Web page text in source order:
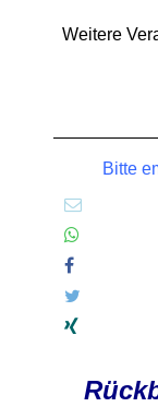
Weitere
Bitte